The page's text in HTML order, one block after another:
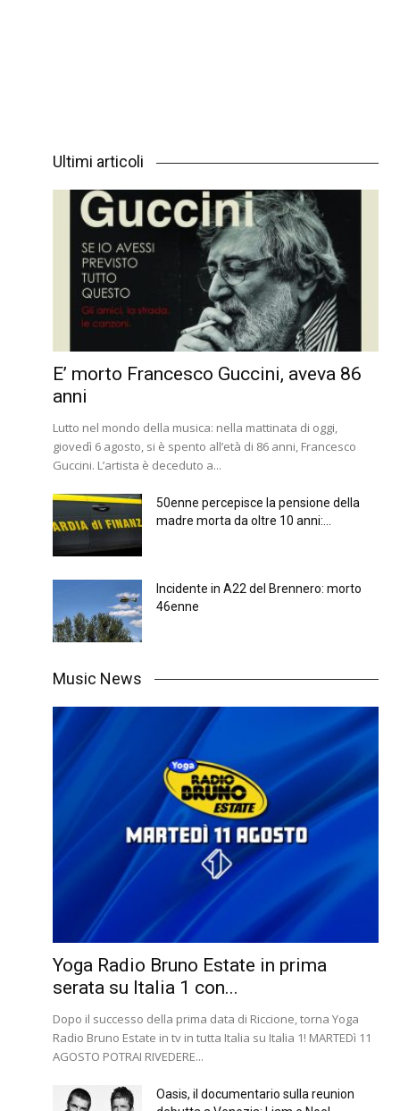
Ultimi articoli
E’ morto Francesco Guccini, aveva 86
anni
Lutto nel mondo della musica: nella mattinata di oggi,
giovedì 6 agosto, si è spento all’età di 86 anni, Francesco
Guccini. L’artista è deceduto a...
50enne percepisce la pensione della
madre morta da oltre 10 anni:...
Incidente in A22 del Brennero: morto
46enne
Music News
Yoga Radio Bruno Estate in prima
serata su Italia 1 con...
Dopo il successo della prima data di Riccione, torna Yoga
Radio Bruno Estate in tv in tutta Italia su Italia 1! MARTEDì 11
AGOSTO POTRAI RIVEDERE...
Oasis, il documentario sulla reunion